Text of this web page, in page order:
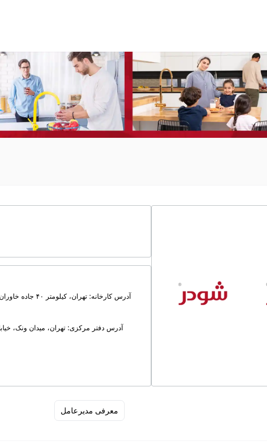
آدرس کارخانه: تهران،
آدرس دفتر مرکزی:تهران، میدان ونک، خیابان ملاصدرا،  انتهای خیابان شیرازی جنوبی، خیابان برزیل غربی، پلاک ۱۲۸، واحد ۱
معرفی مدیرعامل